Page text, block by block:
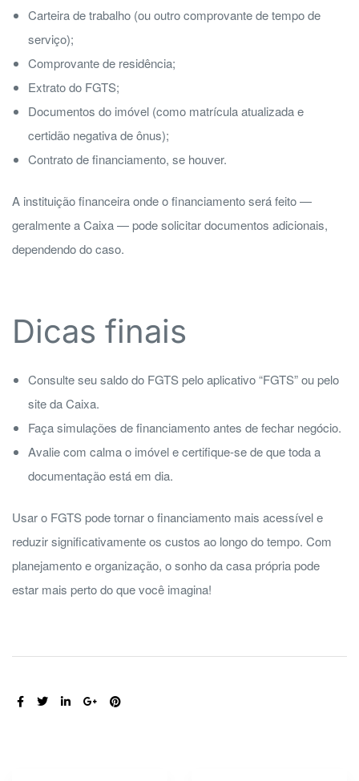
Carteira de trabalho (ou outro comprovante de tempo de
serviço);
Comprovante de residência;
Extrato do FGTS;
Documentos do imóvel (como matrícula atualizada e
certidão negativa de ônus);
Contrato de financiamento, se houver.
A instituição financeira onde o financiamento será feito —
geralmente a Caixa — pode solicitar documentos adicionais,
dependendo do caso.
Dicas finais
Consulte seu saldo do FGTS pelo aplicativo “FGTS” ou pelo
site da Caixa.
Faça simulações de financiamento antes de fechar negócio.
Avalie com calma o imóvel e certifique-se de que toda a
documentação está em dia.
Usar o FGTS pode tornar o financiamento mais acessível e
reduzir significativamente os custos ao longo do tempo. Com
planejamento e organização, o sonho da casa própria pode
estar mais perto do que você imagina!
COMPARTILHE: